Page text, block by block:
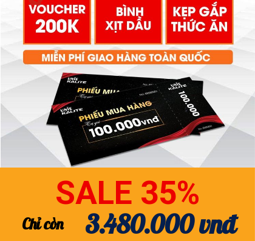
SALE 35%
Chỉ còn 3.480.000 vnđ